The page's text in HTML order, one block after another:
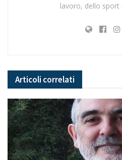
lavoro, dello sport
Articoli correlati